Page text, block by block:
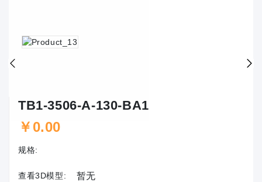
TB1-3506-A-130-BA1
￥0.00
规格:
查看3D模型: 暂无